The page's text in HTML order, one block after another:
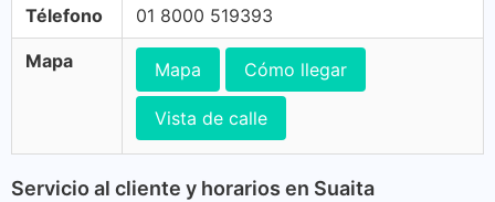
Télefono 01 8000 519393
Mapa Mapa Cómo llegar
Vista de calle
Servicio al cliente y horarios en Suaita